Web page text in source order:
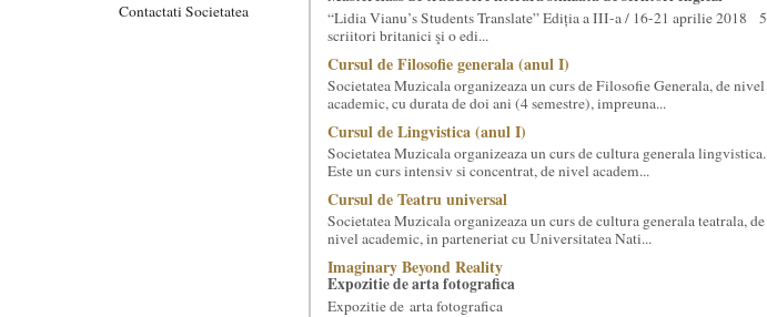
Contactati Societatea
“Lidia Vianu’s Students Translate” Ediția a III-a / 16-21 aprilie 2018 5
scriitori britanici şi o edi...
Cursul de Filosofie generala (anul I)
Societatea Muzicala organizeaza un curs de Filosofie Generala, de nivel
academic, cu durata de doi ani (4 semestre), impreuna...
Cursul de Lingvistica (anul I)
Societatea Muzicala organizeaza un curs de cultura generala lingvistica.
Este un curs intensiv si concentrat, de nivel academ...
Cursul de Teatru universal
Societatea Muzicala organizeaza un curs de cultura generala teatrala, de
nivel academic, in parteneriat cu Universitatea Nati...
Imaginary Beyond Reality
Expozitie de arta fotografica
Expozitie de arta fotografica